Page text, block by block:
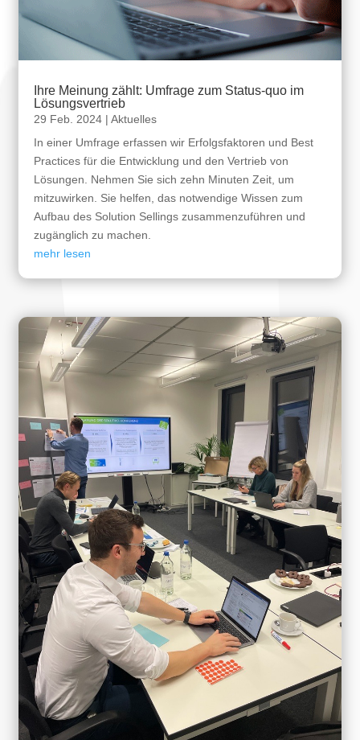
Ihre Meinung zählt: Umfrage zum Status-quo im
Lösungsvertrieb
29 Feb. 2024 |Aktuelles
In einer Umfrage erfassen wir Erfolgsfaktoren und Best
Practices für die Entwicklung und den Vertrieb von
Lösungen. Nehmen Sie sich zehn Minuten Zeit, um
mitzuwirken. Sie helfen, das notwendige Wissen zum
Aufbau des Solution Sellings zusammenzuführen und
zugänglich zu machen.
mehr lesen